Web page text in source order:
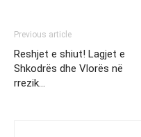
Previous article
Reshjet e shiut! Lagjet e
Shkodrës dhe Vlorës në
rrezik…